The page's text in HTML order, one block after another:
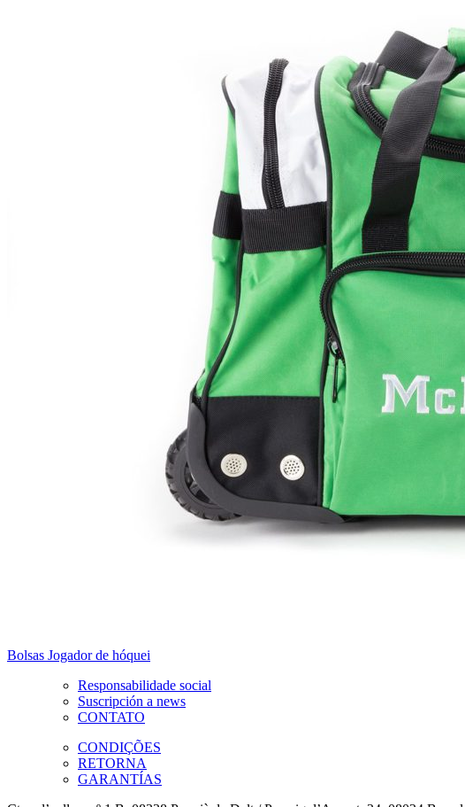
Bolsas Jogador de hóquei
Responsabilidade social
Suscripción a news
CONTATO
CONDIÇÕES
RETORNA
GARANTÍAS